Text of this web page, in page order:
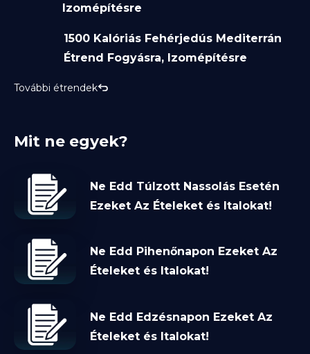
Izomépítésre
1500 Kalóriás Fehérjedús Mediterrán
Étrend Fogyásra, Izomépítésre
További étrendek
Mit ne egyek?
Ne Edd Túlzott Nassolás Esetén
Ezeket Az Ételeket és Italokat!
Ne Edd Pihenőnapon Ezeket Az
Ételeket és Italokat!
Ne Edd Edzésnapon Ezeket Az
Ételeket és Italokat!